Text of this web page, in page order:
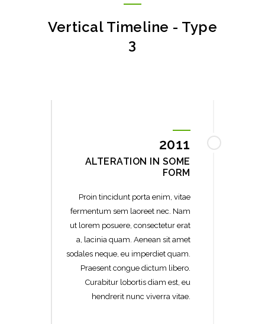
Vertical Timeline - Type
3
2011
ALTERATION IN SOME
FORM
Proin tincidunt porta enim, vitae
fermentum sem laoreet nec. Nam
ut lorem posuere, consectetur erat
a, lacinia quam. Aenean sit amet
sodales neque, eu imperdiet quam.
Praesent congue dictum libero.
Curabitur lobortis diam est, eu
hendrerit nunc viverra vitae.